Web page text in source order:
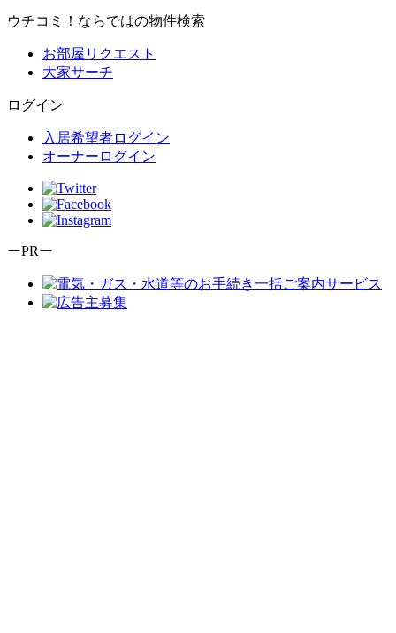
ウチコミ！ならではの物件検索
お部屋リクエスト
大家サーチ
ログイン
入居希望者ログイン
オーナーログイン
ーPRー